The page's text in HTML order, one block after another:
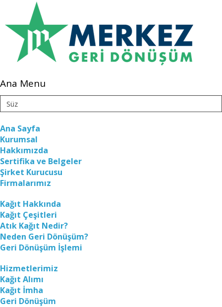
Ana Menu
Ana Sayfa
Kurumsal
Hakkımızda
Sertifika ve Belgeler
Şirket Kurucusu
Firmalarımız
Kağıt Hakkında
Kağıt Çeşitleri
Atık Kağıt Nedir?
Neden Geri Dönüşüm?
Geri Dönüşüm İşlemi
Hizmetlerimiz
Kağıt Alımı
Kağıt İmha
Geri Dönüşüm